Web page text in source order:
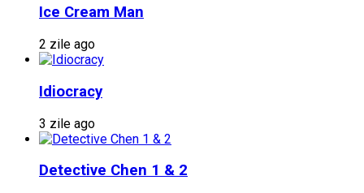
Ice Cream Man
2 zile ago
Idiocracy
3 zile ago
Detective Chen 1 & 2